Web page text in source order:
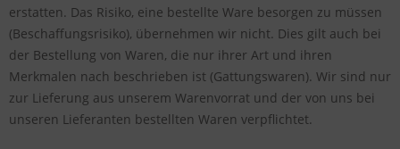
erstatten. Das Risiko, eine bestellte Ware besorgen zu müssen
(Beschaffungsrisiko), übernehmen wir nicht. Dies gilt auch bei
der Bestellung von Waren, die nur ihrer Art und ihren
Merkmalen nach beschrieben ist (Gattungswaren). Wir sind nur
zur Lieferung aus unserem Warenvorrat und der von uns bei
unseren Lieferanten bestellten Waren verpflichtet.